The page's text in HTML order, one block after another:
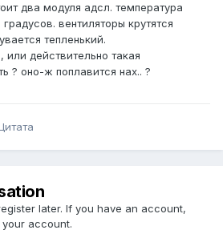
два модуля адсл. температура
вентиляторы крутятся
тепленький.
или действительно такая
? оно-ж поплавится нах.. ?
later. If you have an account,
account.